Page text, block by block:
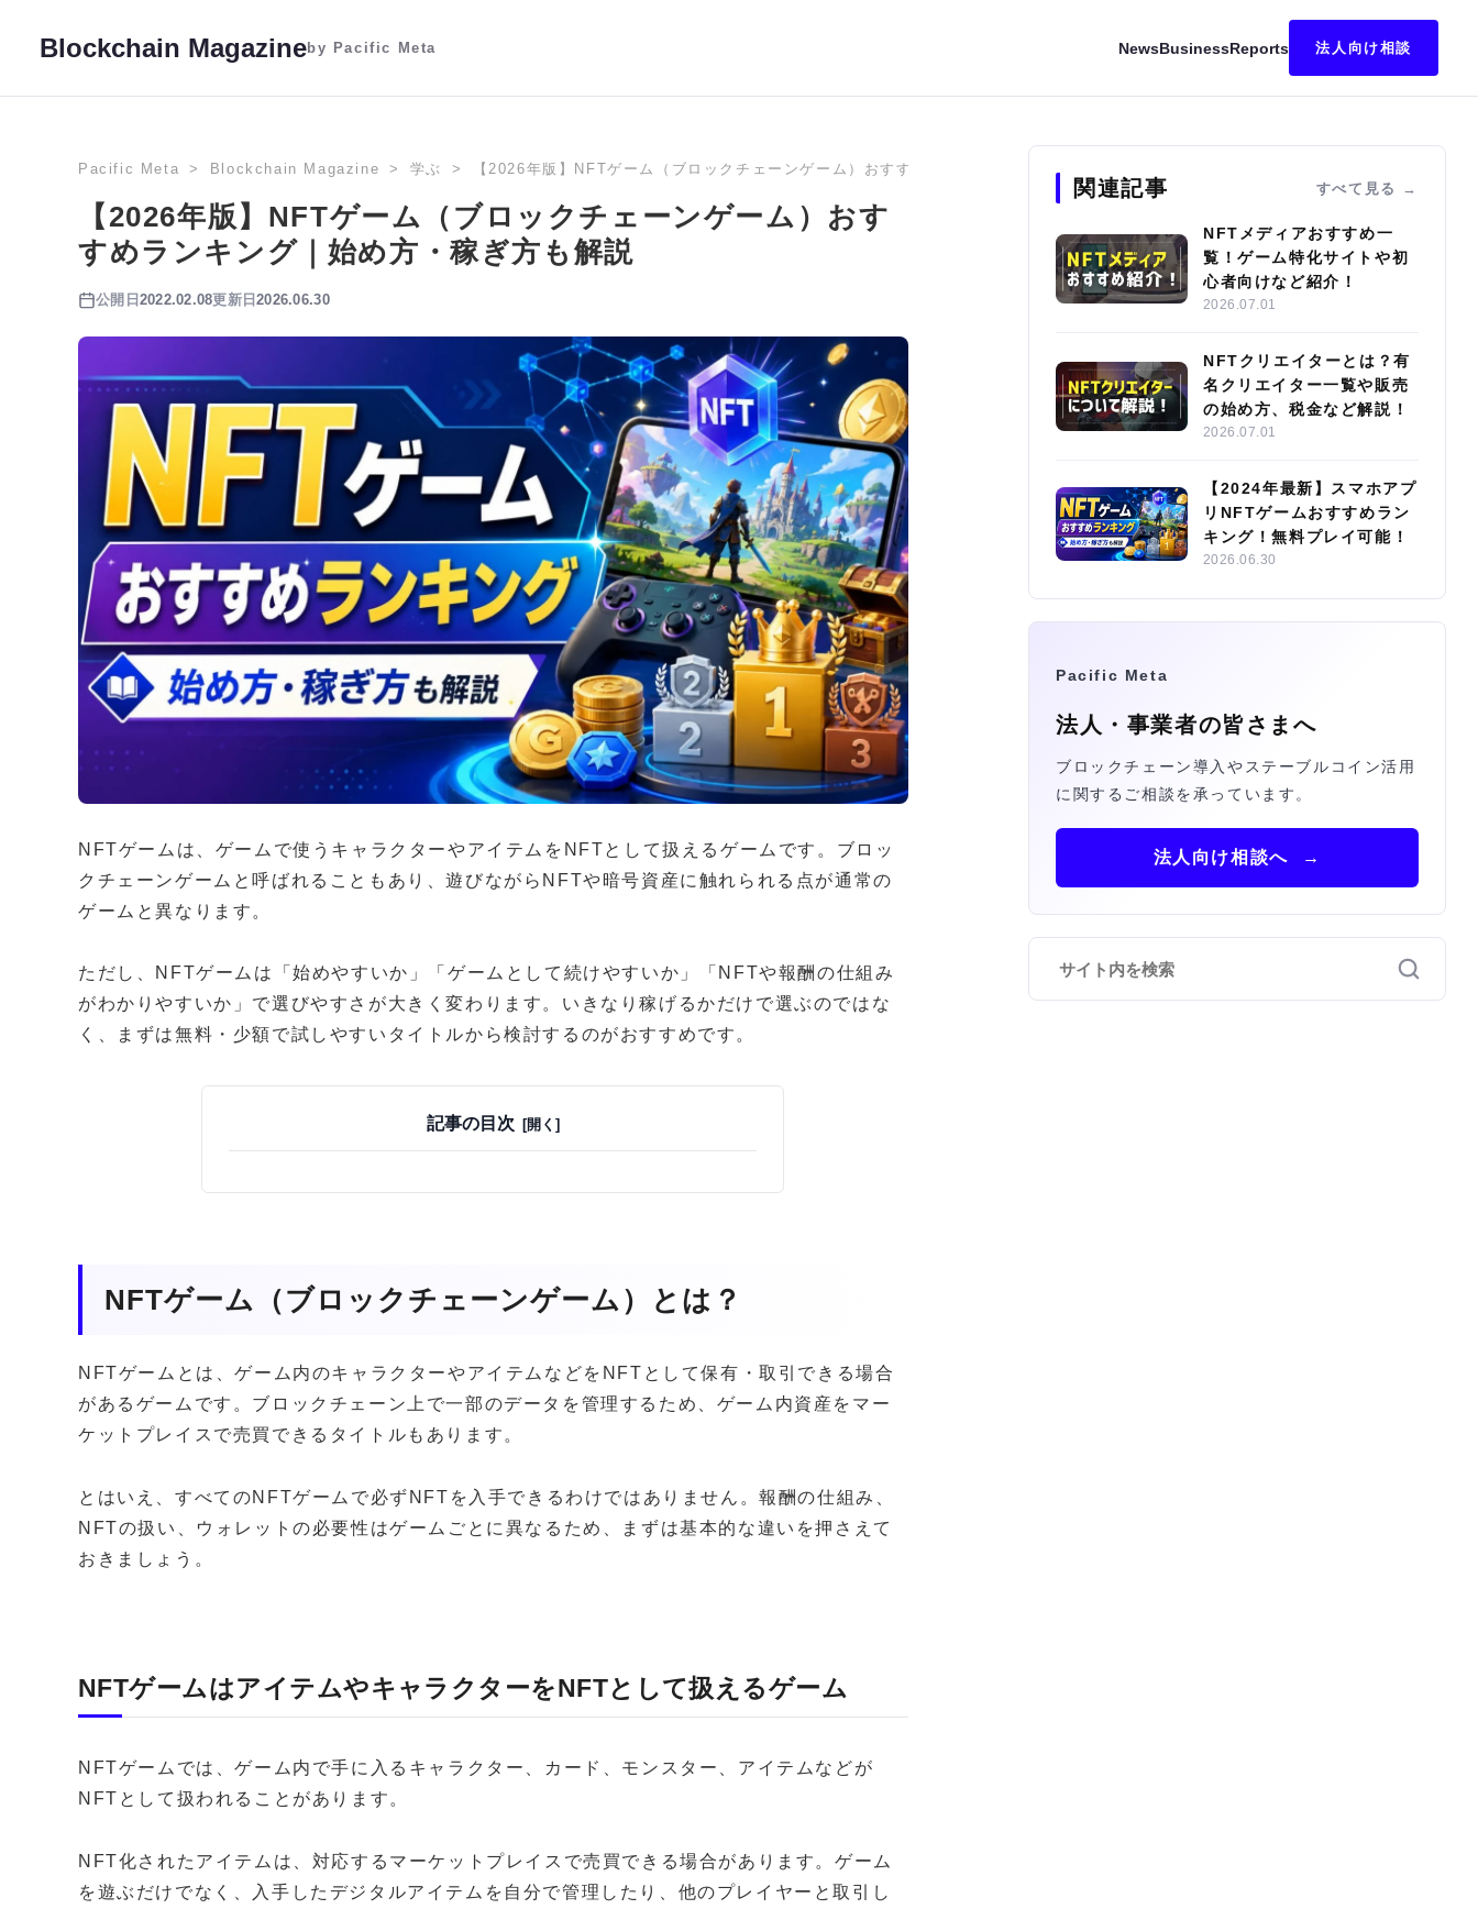
Blockchain Magazineby Pacific Meta NewsBusinessReports 法人向け相談
Pacific Meta Blockchain Magazine 学ぶ 【2026年版】NFTゲーム（ブロックチェーンゲーム）おすすめランキング｜始め方・稼ぎ方も解説
【2026年版】NFTゲーム（ブロックチェーンゲーム）おす
すめランキング｜始め方・稼ぎ方も解説
公開日 2022.02.08更新日2026.06.30
NFTゲームは、ゲームで使うキャラクターやアイテムをNFTとして扱えるゲームです。ブロッ
クチェーンゲームと呼ばれることもあり、遊びながらNFTや暗号資産に触れられる点が通常の
ゲームと異なります。
ただし、NFTゲームは「始めやすいか」「ゲームとして続けやすいか」「NFTや報酬の仕組み
がわかりやすいか」で選びやすさが大きく変わります。いきなり稼げるかだけで選ぶのではな
く、まずは無料・少額で試しやすいタイトルから検討するのがおすすめです。
記事の目次
NFTゲーム（ブロックチェーンゲーム）とは？
NFTゲームとは、ゲーム内のキャラクターやアイテムなどをNFTとして保有・取引できる場合
があるゲームです。ブロックチェーン上で一部のデータを管理するため、ゲーム内資産をマー
ケットプレイスで売買できるタイトルもあります。
とはいえ、すべてのNFTゲームで必ずNFTを入手できるわけではありません。報酬の仕組み、
NFTの扱い、ウォレットの必要性はゲームごとに異なるため、まずは基本的な違いを押さえて
おきましょう。
NFTゲームはアイテムやキャラクターをNFTとして扱えるゲーム
NFTゲームでは、ゲーム内で手に入るキャラクター、カード、モンスター、アイテムなどが
NFTとして扱われることがあります。
NFT化されたアイテムは、対応するマーケットプレイスで売買できる場合があります。ゲーム
を遊ぶだけでなく、入手したデジタルアイテムを自分で管理したり、他のプレイヤーと取引し
関連記事 すべて見る
NFTメディアおすすめ一
覧！ゲーム特化サイトや初
心者向けなど紹介！
2026.07.01
NFTクリエイターとは？有
名クリエイター一覧や販売
の始め方、税金など解説！
2026.07.01
【2024年最新】スマホアプ
リNFTゲームおすすめラン
キング！無料プレイ可能！
2026.06.30
Pacific Meta
法人・事業者の皆さまへ
ブロックチェーン導入やステーブルコイン活用
に関するご相談を承っています。
法人向け相談へ